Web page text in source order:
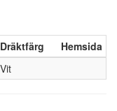
Dräktfärg
Hemsida
Vit